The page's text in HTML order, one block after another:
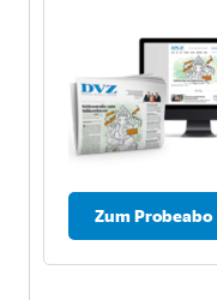
Zum Probeabo